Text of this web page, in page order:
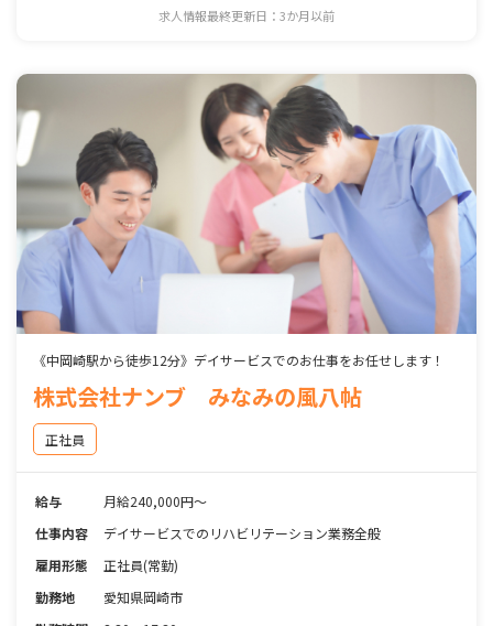
求人情報最終更新日：3か月以前
《中岡崎駅から徒歩12分》デイサービスでのお仕事をお任せします！
株式会社ナンブ みなみの風八帖
正社員
給与
月給240,000円～
仕事内容
デイサービスでのリハビリテーション業務全般
雇用形態
正社員(常勤)
勤務地
愛知県岡崎市